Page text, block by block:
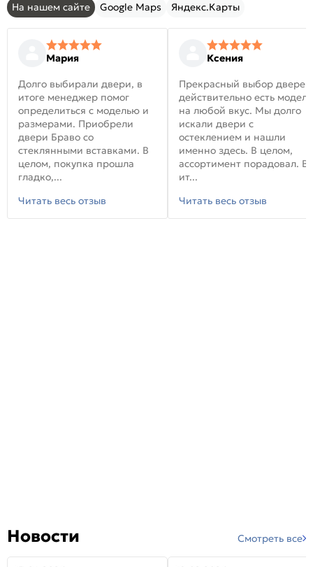
На нашем сайте Google Maps Яндекс.Карты
Мария
Долго выбирали двери, в
итоге менеджер помог
определиться с моделью и
размерами. Приобрели
двери Браво со
стеклянными вставками. В
целом, покупка прошла
гладко,...
Читать весь отзыв
Ксения
Прекрасный выбор
действительно есть модели
на любой вкус. Мы долго
искали двери с
остеклением и нашли
именно здесь. В целом,
ассортимент порадовал. В
ит...
Читать весь отзыв
Новости Смотреть все